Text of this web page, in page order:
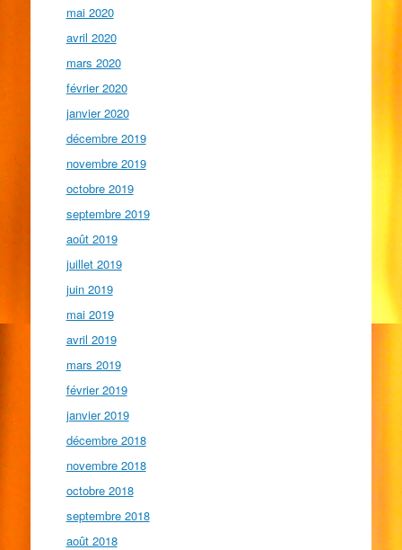
mai 2020
avril 2020
mars 2020
février 2020
janvier 2020
décembre 2019
novembre 2019
octobre 2019
septembre 2019
août 2019
juillet 2019
juin 2019
mai 2019
avril 2019
mars 2019
février 2019
janvier 2019
décembre 2018
novembre 2018
octobre 2018
septembre 2018
août 2018